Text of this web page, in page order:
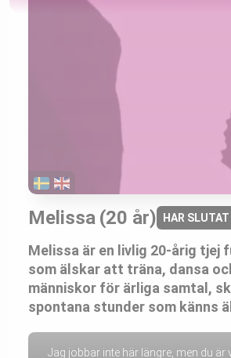
Melissa (20 år) HAR SLUTAT
Melissa är en livlig 20-årig tjej
som älskar att träna, dansa
människor för ärliga samtal,
spontana stunder som känns
Jag jobbar inte här längre, men du är